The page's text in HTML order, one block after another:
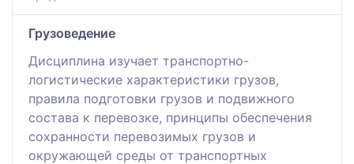
Грузоведение
Дисциплина изучает транспортно-
логистические характеристики грузов,
правила подготовки грузов и подвижного
состава к перевозке, принципы обеспечения
сохранности перевозимых грузов и
окружающей среды от транспортных